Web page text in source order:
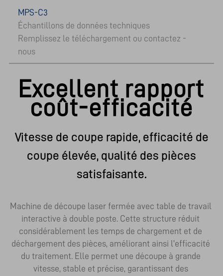
MPS-C3
Échantillons de données techniques
Remplissez le téléchargement ou contactez -
nous
Excellent rapport
coût-efficacité
Vitesse de coupe rapide, efficacité de
coupe élevée, qualité des pièces
satisfaisante.
Machine de découpe laser fermée avec table de travail
interactive à double poste. Cette structure réduit
considérablement les temps de chargement et de
déchargement des pièces, améliorant ainsi l'efficacité
du traitement. Elle permet une découpe à grande
vitesse, stable et précise, garantissant des